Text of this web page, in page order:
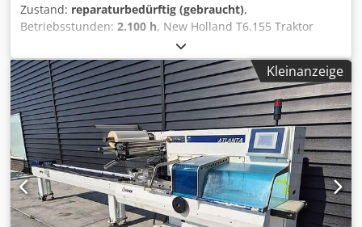
Zustand: reparaturbedürftig (gebraucht),
Betriebsstunden: 2.100 h, New Holland T6.155 Traktor
nach Überschlag. Startet, fahrbereit, 2100
Betriebsstunden. Chodpfx Ahjyl S S Uogoa
Kleinanzeige